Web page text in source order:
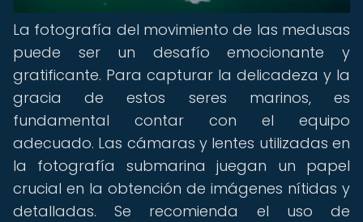
La fotografía del movimiento de las medusas
puede ser un desafío emocionante y
gratificante. Para capturar la delicadeza y la
gracia de estos seres marinos, es
fundamental contar con el equipo
adecuado. Las cámaras y lentes utilizadas en
la fotografía submarina juegan un papel
crucial en la obtención de imágenes nítidas y
detalladas. Se recomienda el uso de